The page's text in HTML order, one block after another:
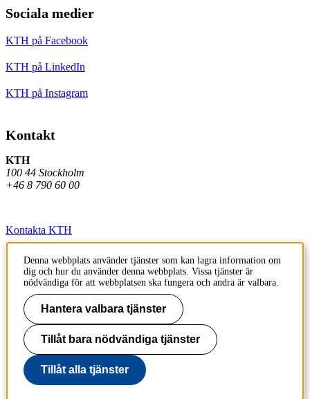
Sociala medier
KTH på Facebook
KTH på LinkedIn
KTH på Instagram
Kontakt
KTH
100 44 Stockholm
+46 8 790 60 00
Kontakta KTH
Jobba på KTH
Press och media
Faktura och betalning KTH
Om KTH:s webbplatser
Tillgänglighetsredogörelse
Denna webbplats använder tjänster som kan lagra information om
dig och hur du använder denna webbplats. Vissa tjänster är
nödvändiga för att webbplatsen ska fungera och andra är valbara.
Hantera valbara tjänster
Tillåt bara nödvändiga tjänster
Tillåt alla tjänster